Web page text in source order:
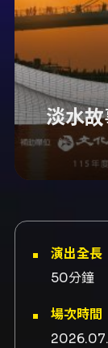
淡水
演出全長
50分鐘
場次時間